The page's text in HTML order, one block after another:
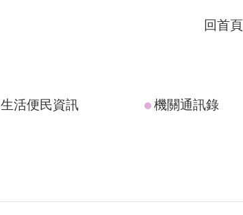
回首頁
生活便民資訊 機關通訊錄